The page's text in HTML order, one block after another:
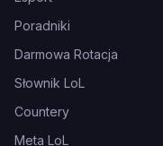
Poradniki
Darmowa Rotacja
Słownik LoL
Countery
Meta LoL